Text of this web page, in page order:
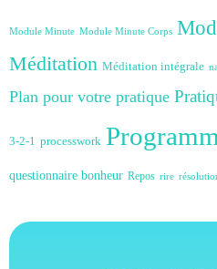
Module Minute Module Minute Corps
Méditation Méditation intégrale
Plan pour votre pratique
3-2-1 processwork
questionnaire bonheur Repos rire